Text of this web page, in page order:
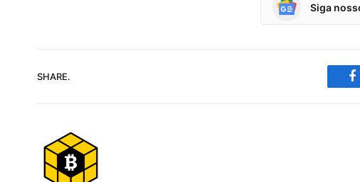
Siga
SHARE.